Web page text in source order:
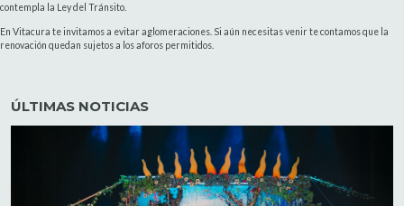
contempla la Ley del Tránsito.
En Vitacura te invitamos a evitar aglomeraciones. Si aún necesitas venir te contamos que la
renovación quedan sujetos a los aforos permitidos.
ÚLTIMAS NOTICIAS